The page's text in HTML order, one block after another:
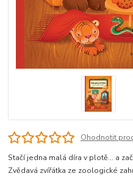
Ohodnotit
Stačí jedna malá díra v plotě... a
Zvědavá zvířátka ze zoologické